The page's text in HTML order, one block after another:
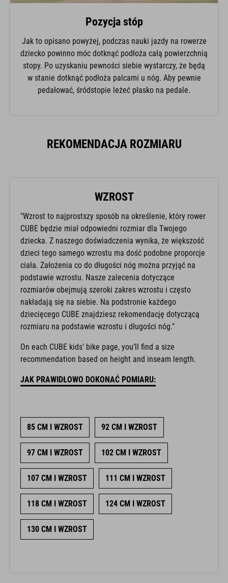
Pozycja stóp
Jak to opisano powyżej, podczas nauki jazdy na rowerze
dziecko powinno móc dotknąć podłoża całą powierzchnią
stopy. Po uzyskaniu pewności siebie wystarczy, że będą
w stanie dotknąć podłoża palcami u nóg. Aby pewnie
pedałować, śródstopie leżeć płasko na pedale.
REKOMENDACJA ROZMIARU
WZROST
"Wzrost to najprostszy sposób na określenie, który rower
CUBE będzie miał odpowiedni rozmiar dla Twojego
dziecka. Z naszego doświadczenia wynika, że większość
dzieci tego samego wzrostu ma dość podobne proporcje
ciała. Założenia co do długości nóg można przyjąć na
podstawie wzrostu. Nasze zalecenia dotyczące
rozmiarów obejmują szeroki zakres wzrostu i często
nakładają się na siebie. Na podstronie każdego
dziecięcego CUBE znajdziesz rekomendację dotyczącą
rozmiaru na podstawie wzrostu i długości nóg."
On each CUBE kids’ bike page, you’ll find a size
recommendation based on height and inseam length.
JAK PRAWIDŁOWO DOKONAĆ POMIARU:
85 CM I WZROST 92 CM I WZROST
97 CM I WZROST 102 CM I WZROST
107 CM I WZROST 111 CM I WZROST
118 CM I WZROST 124 CM I WZROST
130 CM I WZROST